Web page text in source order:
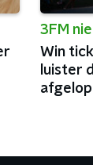
3FM
Win
luister